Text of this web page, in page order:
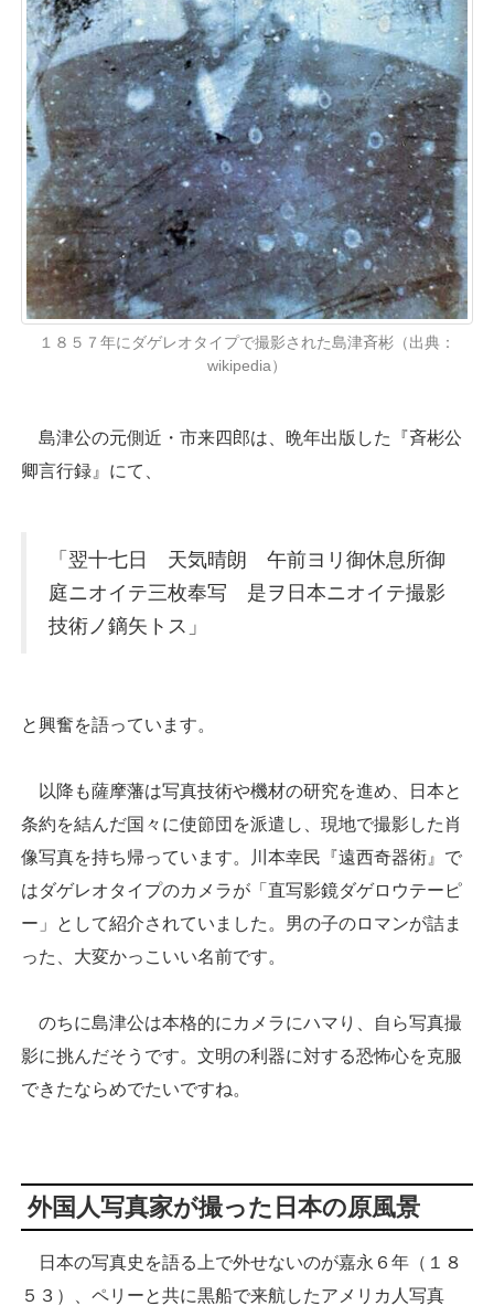
１８５７年にダゲレオタイプで撮影された島津斉彬（出典：
wikipedia）
島津公の元側近・市来四郎は、晩年出版した『斉彬公
卿言行録』にて、
「翌十七日 天気晴朗 午前ヨリ御休息所御
庭ニオイテ三枚奉写 是ヲ日本ニオイテ撮影
技術ノ鏑矢トス」
と興奮を語っています。
以降も薩摩藩は写真技術や機材の研究を進め、日本と
条約を結んだ国々に使節団を派遣し、現地で撮影した肖
像写真を持ち帰っています。川本幸民『遠西奇器術』で
はダゲレオタイプのカメラが「直写影鏡ダゲロウテーピ
ー」として紹介されていました。男の子のロマンが詰ま
った、大変かっこいい名前です。
のちに島津公は本格的にカメラにハマり、自ら写真撮
影に挑んだそうです。文明の利器に対する恐怖心を克服
できたならめでたいですね。
外国人写真家が撮った日本の原風景
日本の写真史を語る上で外せないのが嘉永６年（１８
５３）、ペリーと共に黒船で来航したアメリカ人写真